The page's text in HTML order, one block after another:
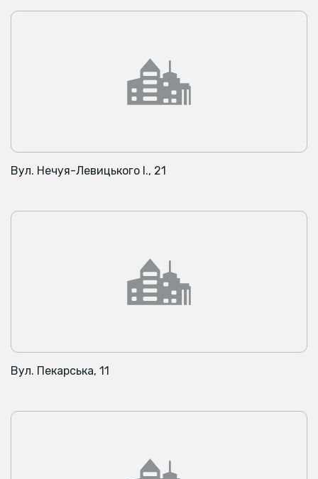
Вул. Нечуя-Левицького І., 21
Вул. Пекарська, 11